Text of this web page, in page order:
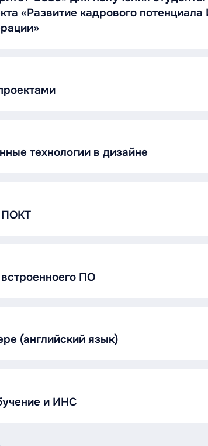
«Развитие кадрового потенциала
технологии в дизайне
ПОКТ
ПО
(английский язык)
и ИНС